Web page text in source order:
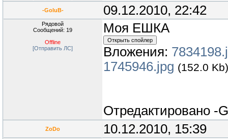
-GoluB- 09.12.2010, 22:42
Рядовой
Сообщений: 19
Offline
[Отправить ЛС]
Моя ЕШКА
Вложения:
1745946.jpg (152.0 Kb)
Отредактировано -
ZoDo 10.12.2010, 15:39